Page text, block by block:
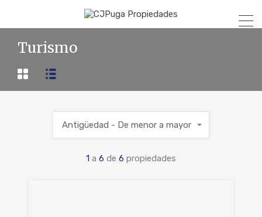
Turismo
1 a 6 de 6 propiedades
Antigüedad - De menor a mayor